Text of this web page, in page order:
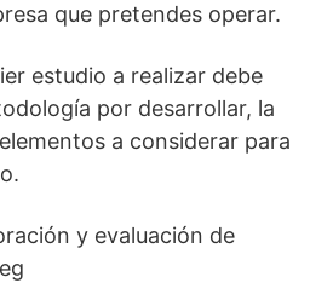
que pretendes operar.
estudio a realizar debe
por desarrollar, la
a considerar para
y evaluación de